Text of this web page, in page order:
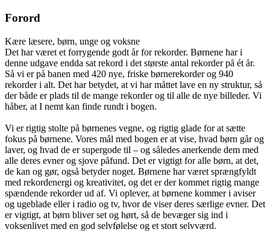
Forord
Kære læsere, børn, unge og voksne
Det har været et forrygende godt år for rekorder. Børnene har i
denne udgave endda sat rekord i det største antal rekorder på ét år.
Så vi er på banen med 420 nye, friske børnerekorder og 940
rekorder i alt. Det har betydet, at vi har måttet lave en ny struktur, så
der både er plads til de mange rekorder og til alle de nye billeder. Vi
håber, at I nemt kan finde rundt i bogen.
Vi er rigtig stolte på børnenes vegne, og rigtig glade for at sætte
fokus på børnene. Vores mål med bogen er at vise, hvad børn går og
laver, og hvad de er supergode til – og således anerkende dem med
alle deres evner og sjove påfund. Det er vigtigt for alle børn, at det,
de kan og gør, også betyder noget. Børnene har været sprængfyldt
med rekordenergi og kreativitet, og det er der kommet rigtig mange
spændende rekorder ud af. Vi oplever, at børnene kommer i aviser
og ugeblade eller i radio og tv, hvor de viser deres særlige evner. Det
er vigtigt, at børn bliver set og hørt, så de bevæger sig ind i
voksenlivet med en god selvfølelse og et stort selvværd.